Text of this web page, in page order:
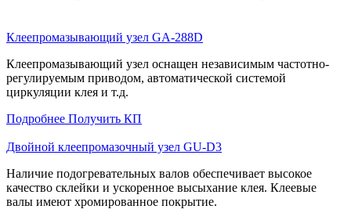
Клеепромазывающий узел GA-288D
Клеепромазывающий узел оснащен независимым частотно-
регулируемым приводом, автоматической системой
циркуляции клея и т.д.
Подробнее Получить КП
Двойной клеепромазочный узел GU-D3
Наличие подогревательных валов обеспечивает высокое
качество склейки и ускоренное высыхание клея. Клеевые
валы имеют хромированное покрытие.